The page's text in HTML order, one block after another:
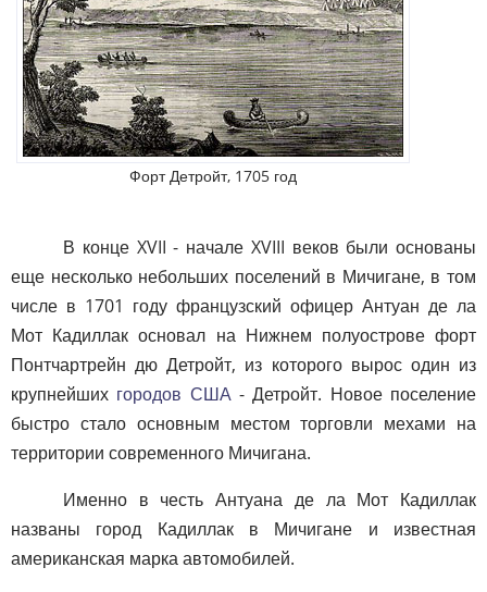
Форт Детройт, 1705 год
В конце XVII - начале XVIII веков были основаны
еще несколько небольших поселений в Мичигане, в том
числе в 1701 году французский офицер Антуан де ла
Мот Кадиллак основал на Нижнем полуострове форт
Понтчартрейн дю Детройт, из которого вырос один из
крупнейших городов США- Детройт. Новое поселение
быстро стало основным местом торговли мехами на
территории современного Мичигана.
Именно в честь Антуана де ла Мот Кадиллак
названы город Кадиллак в Мичигане и известная
американская марка автомобилей.